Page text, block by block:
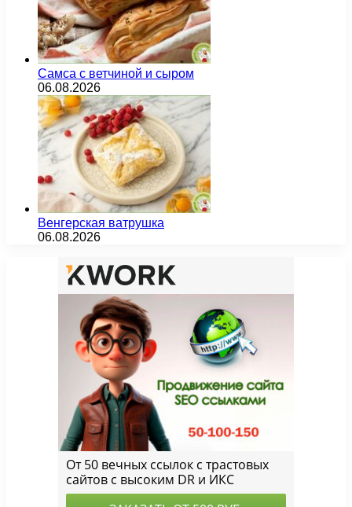
Самса с ветчиной и сыром
06.08.2026
Венгерская ватрушка
06.08.2026